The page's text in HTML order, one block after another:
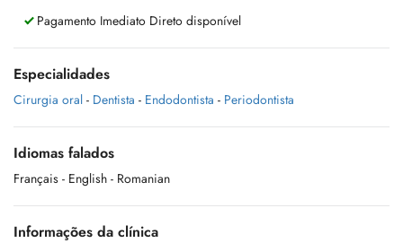
Pagamento Imediato Direto disponível
Especialidades
Cirurgia oral - Dentista - Endodontista - Periodontista
Idiomas falados
Français - English - Romanian
Informações da clínica